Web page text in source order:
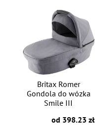
Britax Romer
Gondola do wózka
Smile III
od 398.23 zł